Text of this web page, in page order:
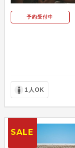
予約受付中
1人OK
SALE